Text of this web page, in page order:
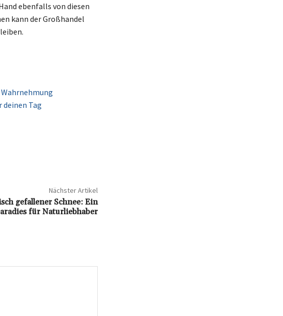
ebenfalls von diesen
kann der Großhandel
deinen Tag
Nächster Artikel
gefallener Schnee: Ein
für Naturliebhaber